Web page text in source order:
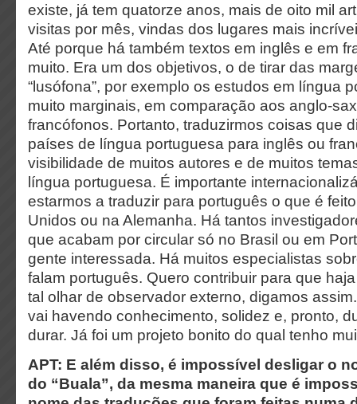
existe, já tem quatorze anos, mais de oito mil
visitas por mês, vindas dos lugares mais
Até porque há também textos em inglês e em
muito. Era um dos objetivos, o de tirar das
“lusófona”, por exemplo os estudos em língua
muito marginais, em comparação aos anglo-
francófonos. Portanto, traduzirmos coisas que
países de língua portuguesa para inglês ou
visibilidade de muitos autores e de muitos
língua portuguesa. É importante
estarmos a traduzir para português o que é
Unidos ou na Alemanha. Há tantos
que acabam por circular só no Brasil ou em
gente interessada. Há muitos especialistas
falam português. Quero contribuir para que
tal olhar de observador externo, digamos
vai havendo conhecimento, solidez e, pronto,
durar. Já foi um projeto bonito do qual tenho
APT: E além disso, é impossível desligar o
do “Buala”, da mesma maneira que é